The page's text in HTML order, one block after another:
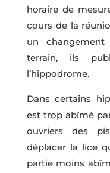
horaire de
cours de la
un
terrain, ils
l’hippodrome.
Dans certains
est trop abîmé
ouvriers des
déplacer la lice
partie moins